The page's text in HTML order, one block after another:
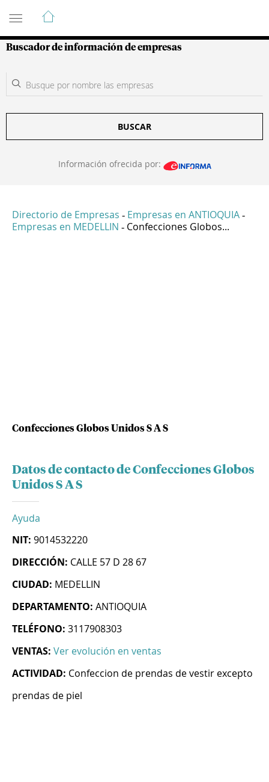
Guía de Empresas Colombianas
Buscador de información de empresas
BUSCAR
Información ofrecida por:
Directorio de Empresas - Empresas en ANTIOQUIA -
Empresas en MEDELLIN - Confecciones Globos...
Confecciones Globos Unidos S A S
Datos de contacto de Confecciones Globos
Unidos S A S
Ayuda
NIT: 9014532220
DIRECCIÓN: CALLE 57 D 28 67
CIUDAD: MEDELLIN
DEPARTAMENTO: ANTIOQUIA
TELÉFONO: 3117908303
VENTAS: Ver evolución en ventas
ACTIVIDAD: Confeccion de prendas de vestir excepto
prendas de piel